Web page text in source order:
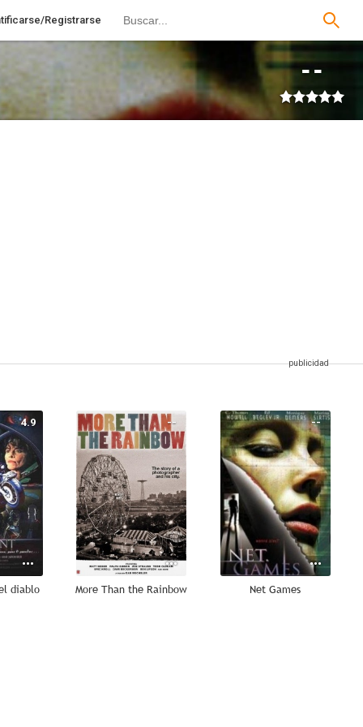
Registrarse
--
4.9
diablo
--
More Than the Rainbow
--
Net Games